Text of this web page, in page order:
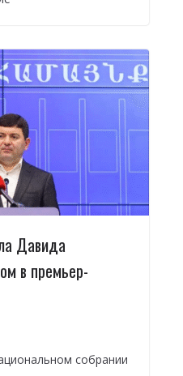
Давида
в премьер-
собрании